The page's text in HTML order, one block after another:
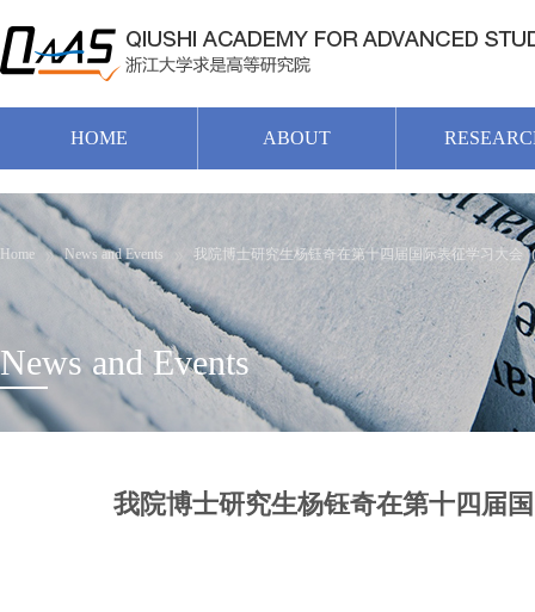
HOME ABOUT
Home News and Events 我院博士研究生杨钰奇在第十四届国际表征学习大会
News and Events
我院博士研究生杨钰奇在第十四届